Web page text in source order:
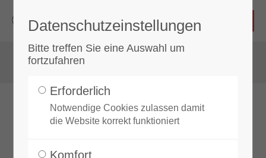
Login
Benutzername
News
Datenschutzeinstellungen
Bitte treffen Sie eine Auswahl um
fortzufahren
Erforderlich
Notwendige Cookies zulassen damit
die Website korrekt funktioniert
Komfort